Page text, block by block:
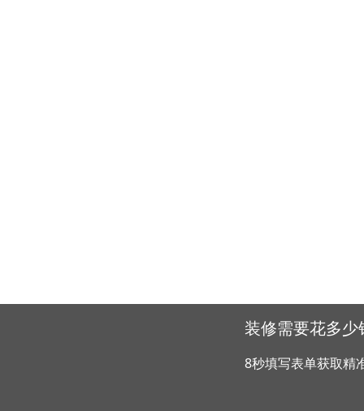
装修需要花多少
8秒填写表单获取精